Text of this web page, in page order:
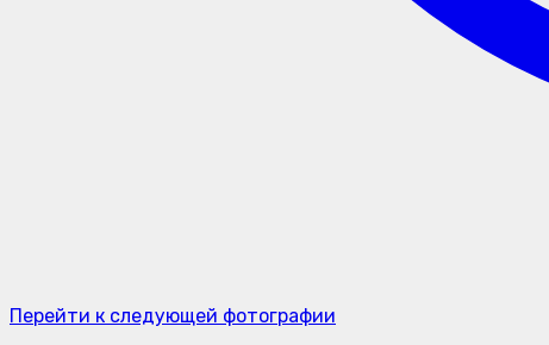
Перейти к следующей фотографии